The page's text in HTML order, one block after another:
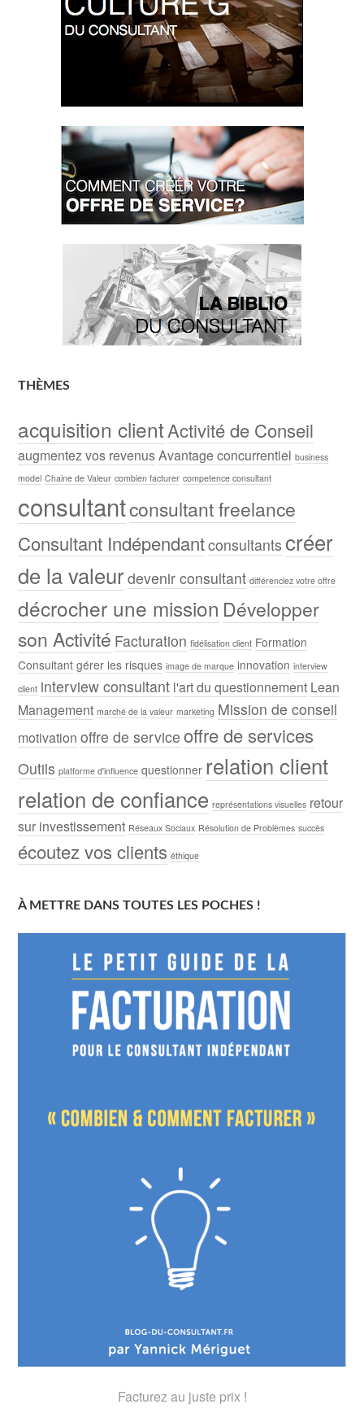
THÈMES
acquisition clientActivité de Conseil
augmentez vos revenusAvantage concurrentiel business
model Chaine de Valeur combien facturer competence consultant
consultantconsultant freelance
Consultant Indépendantconsultants créer
de la valeurdevenir consultant différenciez votre offre
décrocher une mission Développer
son Activité Facturation fidélisation client Formation
Consultant gérer les risques image de marque innovation interview
client interview consultant l'art du questionnement Lean
Management marché de la valeur marketing Mission de conseil
motivation offre de service offre de services
Outils platforme d'influence questionner relation client
relation de confiance représentations visuelles retour
sur investissement Réseaux Sociaux Résolution de Problèmes succès
écoutez vos clients éthique
À METTRE DANS TOUTES LES POCHES !
Facturez au juste prix !